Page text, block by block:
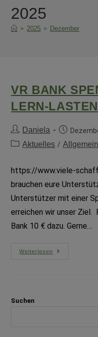
2025
> 2025 > Dezember
VR BANK
LERN-
Daniela
Aktuelles / Allgemein
https://www.viele-
brauchen eure
Unterstützer mit einer
erreichen wir unser Ziel.
Bank 10 € dazu. Gerne…
Weiterlesen
Suchen